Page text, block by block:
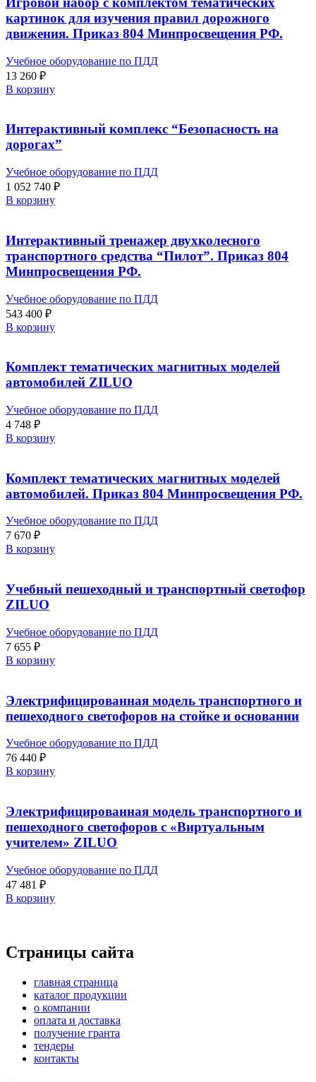
картинок для изучения правил дорожного
движения. Приказ 804 Минпросвещения РФ.
Учебное оборудование по ПДД
13 260 ₽
В корзину
Интерактивный комплекс “Безопасность на
дорогах”
Учебное оборудование по ПДД
1 052 740 ₽
В корзину
Интерактивный тренажер двухколесного
транспортного средства “Пилот”. Приказ 804
Минпросвещения РФ.
Учебное оборудование по ПДД
543 400 ₽
В корзину
Комплект тематических магнитных моделей
автомобилей ZILUO
Учебное оборудование по ПДД
4 748 ₽
В корзину
Комплект тематических магнитных моделей
автомобилей. Приказ 804 Минпросвещения РФ.
Учебное оборудование по ПДД
7 670 ₽
В корзину
Учебный пешеходный и транспортный светофор
ZILUO
Учебное оборудование по ПДД
7 655 ₽
В корзину
Электрифицированная модель транспортного и
пешеходного светофоров на стойке и основании
Учебное оборудование по ПДД
76 440 ₽
В корзину
Электрифицированная модель транспортного и
пешеходного светофоров с «Виртуальным
учителем» ZILUO
Учебное оборудование по ПДД
47 481 ₽
В корзину
Страницы сайта
главная страница
каталог продукции
о компании
оплата и доставка
получение гранта
тендеры
контакты